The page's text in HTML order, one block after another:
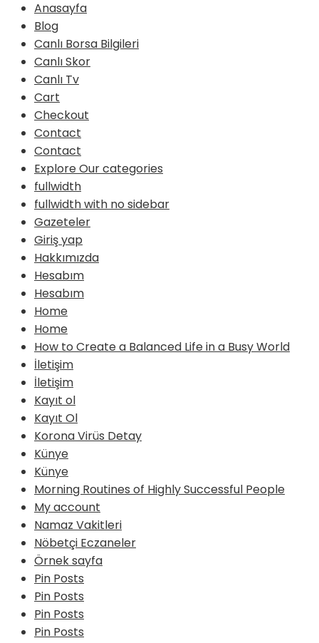
Anasayfa
Blog
Canlı Borsa Bilgileri
Canlı Skor
Canlı Tv
Cart
Checkout
Contact
Contact
Explore Our categories
fullwidth
fullwidth with no sidebar
Gazeteler
Giriş yap
Hakkımızda
Hesabım
Hesabım
Home
Home
How to Create a Balanced Life in a Busy World
İletişim
İletişim
Kayıt ol
Kayıt Ol
Korona Virüs Detay
Künye
Künye
Morning Routines of Highly Successful People
My account
Namaz Vakitleri
Nöbetçi Eczaneler
Örnek sayfa
Pin Posts
Pin Posts
Pin Posts
Pin Posts